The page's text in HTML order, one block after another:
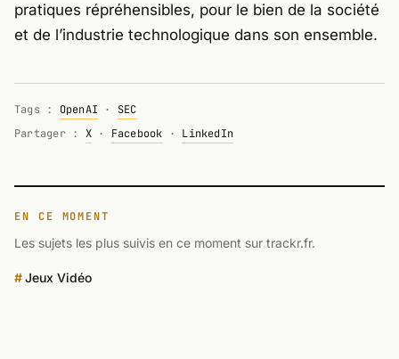
pratiques répréhensibles, pour le bien de la société
et de l’industrie technologique dans son ensemble.
Tags : OpenAI · SEC
Partager : X· Facebook · LinkedIn
EN CE MOMENT
Les sujets les plus suivis en ce moment sur trackr.fr.
Jeux Vidéo